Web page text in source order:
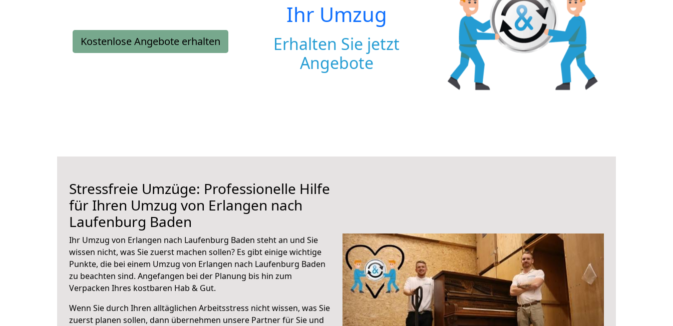
Kostenlose Angebote erhalten
Ihr Umzug
Erhalten Sie jetzt
Angebote
Stressfreie Umzüge: Professionelle Hilfe
für Ihren Umzug von Erlangen nach
Laufenburg Baden
Ihr Umzug von Erlangen nach Laufenburg Baden steht an und Sie
wissen nicht, was Sie zuerst machen sollen? Es gibt einige wichtige
Punkte, die bei einem Umzug von Erlangen nach Laufenburg Baden
zu beachten sind. Angefangen bei der Planung bis hin zum
Verpacken Ihres kostbaren Hab & Gut.
Wenn Sie durch Ihren alltäglichen Arbeitsstress nicht wissen, was Sie
zuerst planen sollen, dann übernehmen unsere Partner für Sie und